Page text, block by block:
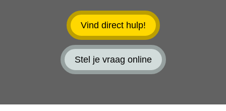
Vind direct hulp!
Stel je vraag online